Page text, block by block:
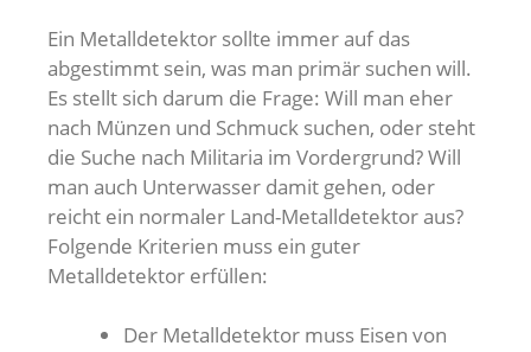
Ein Metalldetektor sollte immer auf das
abgestimmt sein, was man primär suchen will.
Es stellt sich darum die Frage: Will man eher
nach Münzen und Schmuck suchen, oder steht
die Suche nach Militaria im Vordergrund? Will
man auch Unterwasser damit gehen, oder
reicht ein normaler Land-Metalldetektor aus?
Folgende Kriterien muss ein guter
Metalldetektor erfüllen:
Der Metalldetektor muss Eisen von